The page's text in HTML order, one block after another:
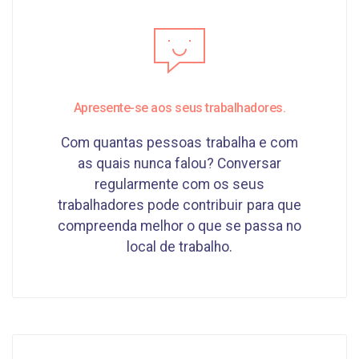
Apresente-se aos seus trabalhadores.
Com quantas pessoas trabalha e com
as quais nunca falou? Conversar
regularmente com os seus
trabalhadores pode contribuir para que
compreenda melhor o que se passa no
local de trabalho.